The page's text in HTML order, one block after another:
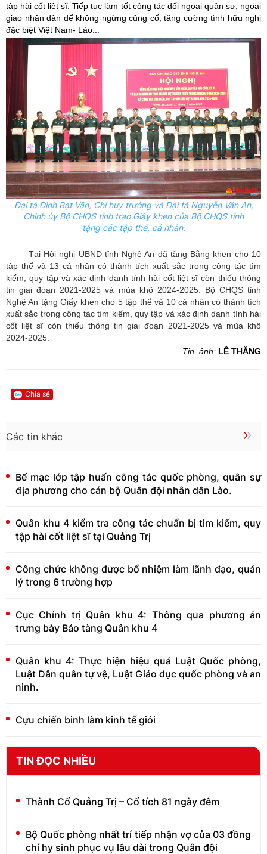
tập hài cốt liệt sĩ. Tiếp tục làm tốt công tác đối ngoại quân sự, ngoại
giao nhân dân để không ngừng củng cố, tăng cường tình hữu nghị
đặc biệt Việt Nam- Lào...
Đại tá Đinh Bạt Văn, Chỉ huy trưởng và Đại tá Nguyễn Văn An,
Chính ủyBộ CHQS tỉnh trao Giấy khen của Bộ CHQS tỉnh
tặng các tập thể, cá nhân.
Tại Hội nghị UBND tỉnh Nghệ An đã tặng Bằng khen cho 10
tập thể và 13 cá nhân có thành tích xuất sắc trong công tác tìm
kiếm, quy tập và xác định danh tính hài cốt liệt sĩ còn thiếu thông
tin giai đoạn 2021-2025 và mùa khô 2024-2025. Bộ CHQS tỉnh
Nghệ An tặng Giấy khen cho 5 tập thể và 10 cá nhân có thành tích
xuất sắc trong công tác tìm kiếm, quy tập và xác định danh tính hài
cốt liệt sĩ còn thiếu thông tin giai đoạn 2021-2025 và mùa khô
2024-2025.
Tin, ảnh: LÊ THẮNG
Chia sẻ
Các tin khác
Bế mạc lớp tập huấn công tác quốc phòng, quân sự
địa phương cho cán bộ Quân đội nhân dân Lào.
Quân khu 4 kiểm tra công tác chuẩn bị tìm kiếm, quy
tập hài cốt liệt sĩ tại Quảng Trị
Công chức không được bổ nhiệm làm lãnh đạo, quản
lý trong 6 trường hợp
Cục Chính trị Quân khu 4: Thông qua phương án
trưng bày Bảo tàng Quân khu 4
Quân khu 4: Thực hiện hiệu quả Luật Quốc phòng,
Luật Dân quân tự vệ, Luật Giáo dục quốc phòng và an
ninh.
Cựu chiến binh làm kinh tế giỏi
TIN ĐỌC NHIỀU
Thành Cổ Quảng Trị – Cổ tích 81 ngày đêm
Bộ Quốc phòng nhất trí tiếp nhận vợ của 03 đồng
chí hy sinh phục vụ lâu dài trong Quân đội